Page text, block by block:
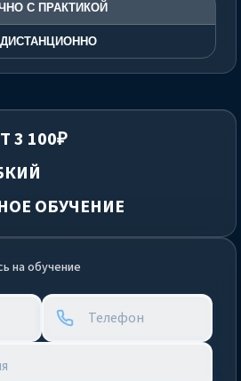
на обучение
С ПРАКТИКОЙ
ДИСТАНЦИОННО
3 100₽
ОБУЧЕНИЕ